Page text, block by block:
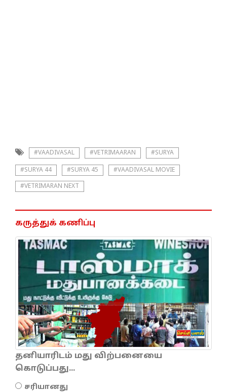
#VAADIVASAL #VETRIMAARAN #SURYA
#SURYA 44 #SURYA 45 #VAADIVASAL MOVIE
#VETRIMARAN NEXT
கருத்துக் கணிப்பு
தனியாரிடம் மது விற்பனையை
கொடுப்பது...
சரியானது